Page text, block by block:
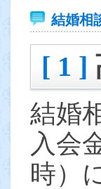
結婚相
[ 1 ]
結婚
入会
時）